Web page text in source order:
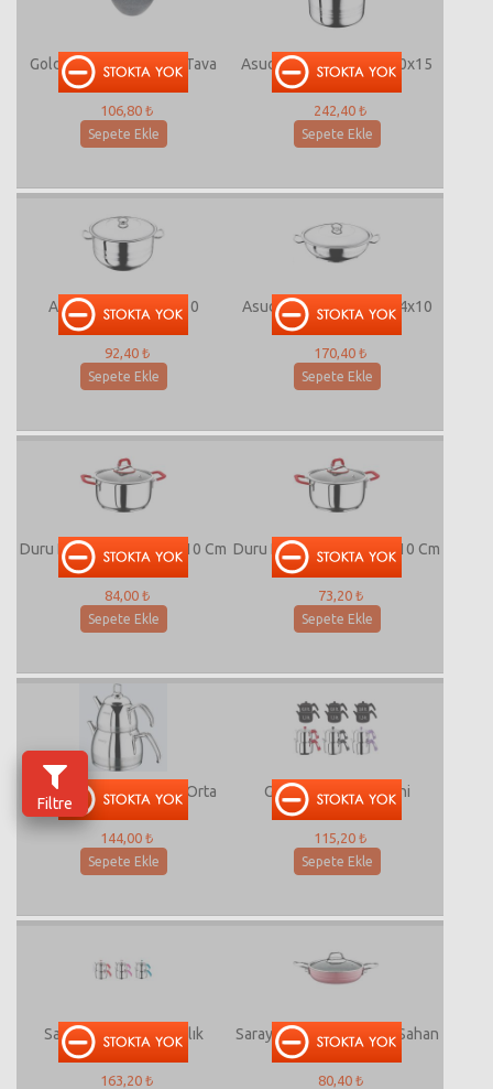
Goldstone 28 Cm Wok Tava
106,80 ₺
Sepete Ekle
Asude Derin Tencere 40x15
18 lt
242,40 ₺
Sepete Ekle
Asude Tencere 24x10
92,40 ₺
Sepete Ekle
Asude Basık Tencere 34x10
170,40 ₺
Sepete Ekle
Duru Derin Tencere 20x10 Cm
84,00 ₺
Sepete Ekle
Duru Derin Tencere 18x10 Cm
73,20 ₺
Sepete Ekle
Saray Venus Çaydanlık Orta
144,00 ₺
Sepete Ekle
Gözde Çaydanlık Mini
115,20 ₺
Sepete Ekle
Safir Aile Boy Çaydanlık
163,20 ₺
Saray Neo Granit 22 Cm Sahan
80,40 ₺
Filtre